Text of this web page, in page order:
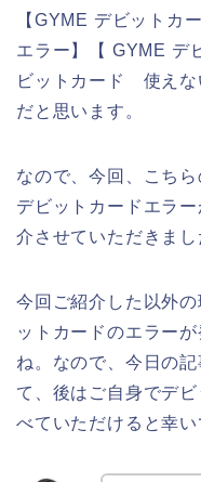
【GYME デビットカ
エラー】【 GYME
ビットカード 使えな
だと思います。
なので、今回、こち
デビットカードエラ
介させていただきまし
今回ご紹介した以外
ットカードのエラー
ね。なので、今日の
て、後はご自身でデ
べていただけると幸い